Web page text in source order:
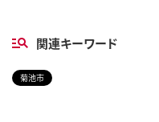
関連キーワード
菊池市